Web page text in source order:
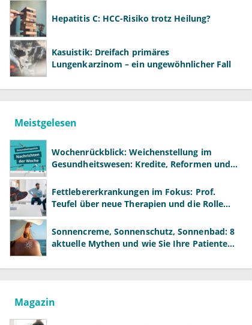
Hepatitis C: HCC-Risiko trotz Heilung?
Kasuistik: Dreifach primäres
Lungenkarzinom – ein ungewöhnlicher Fall
Meistgelesen
Wochenrückblick: Weichenstellung im
Gesundheitswesen: Kredite, Reformen und
Fettlebererkrankungen im Fokus: Prof.
Teufel über neue Therapien und die Rolle
Sonnencreme, Sonnenschutz, Sonnenbad: 8
aktuelle Mythen und wie Sie Ihre Patienten
Magazin